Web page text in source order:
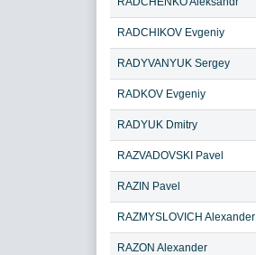
RADCHIKOV Evgeniy
RADYVANYUK Sergey
RADKOV Evgeniy
RADYUK Dmitry
RAZVADOVSKI Pavel
RAZIN Pavel
RAZMYSLOVICH Alexander
RAZON Alexander